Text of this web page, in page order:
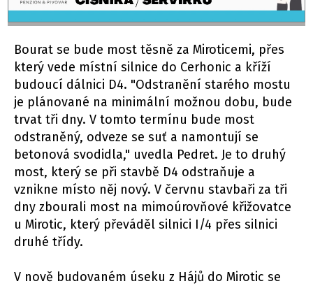
Bourat se bude most těsně za Miroticemi, přes
který vede místní silnice do Cerhonic a kříží
budoucí dálnici D4. "Odstranění starého mostu
je plánované na minimální možnou dobu, bude
trvat tři dny. V tomto termínu bude most
odstraněný, odveze se suť a namontují se
betonová svodidla," uvedla Pedret. Je to druhý
most, který se při stavbě D4 odstraňuje a
vznikne místo něj nový. V červnu stavbaři za tři
dny zbourali most na mimoúrovňové křižovatce
u Mirotic, který převáděl silnici I/4 přes silnici
druhé třídy.
V nově budovaném úseku z Hájů do Mirotic se